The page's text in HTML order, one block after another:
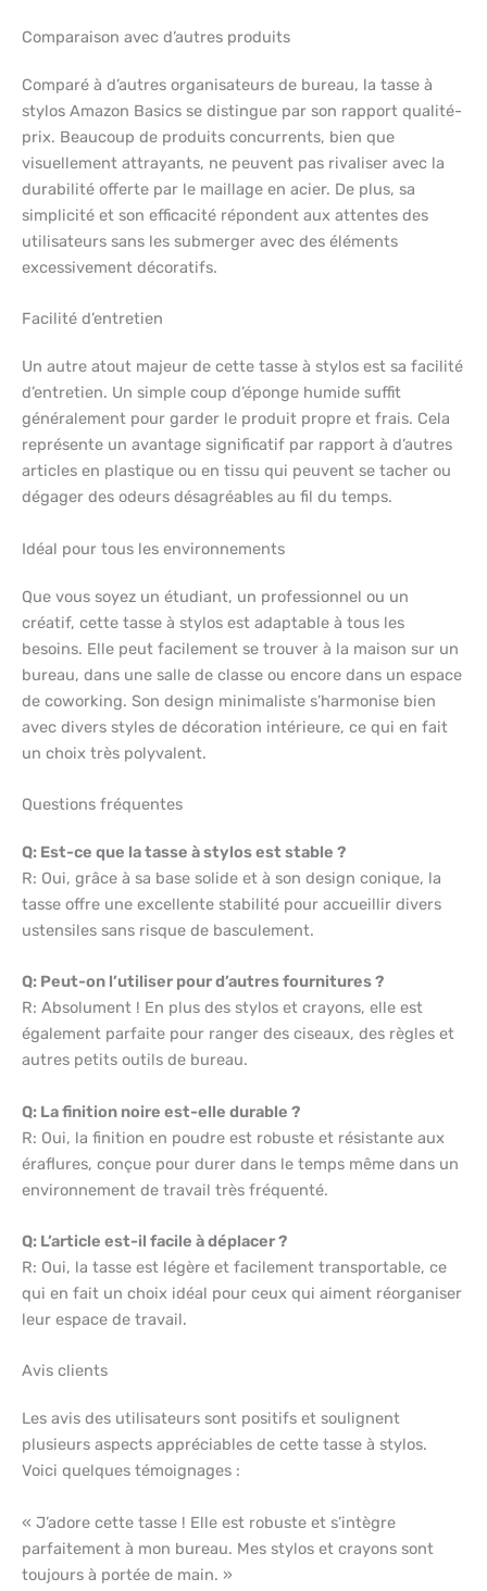
Comparaison avec d’autres produits
Comparé à d’autres organisateurs de bureau, la tasse à
stylos Amazon Basics se distingue par son rapport qualité-
prix. Beaucoup de produits concurrents, bien que
visuellement attrayants, ne peuvent pas rivaliser avec la
durabilité offerte par le maillage en acier. De plus, sa
simplicité et son efficacité répondent aux attentes des
utilisateurs sans les submerger avec des éléments
excessivement décoratifs.
Facilité d’entretien
Un autre atout majeur de cette tasse à stylos est sa facilité
d’entretien. Un simple coup d’éponge humide suffit
généralement pour garder le produit propre et frais. Cela
représente un avantage significatif par rapport à d’autres
articles en plastique ou en tissu qui peuvent se tacher ou
dégager des odeurs désagréables au fil du temps.
Idéal pour tous les environnements
Que vous soyez un étudiant, un professionnel ou un
créatif, cette tasse à stylos est adaptable à tous les
besoins. Elle peut facilement se trouver à la maison sur un
bureau, dans une salle de classe ou encore dans un espace
de coworking. Son design minimaliste s’harmonise bien
avec divers styles de décoration intérieure, ce qui en fait
un choix très polyvalent.
Questions fréquentes
Q: Est-ce que la tasse à stylos est stable ?
R: Oui, grâce à sa base solide et à son design conique, la
tasse offre une excellente stabilité pour accueillir divers
ustensiles sans risque de basculement.
Q: Peut-on l’utiliser pour d’autres fournitures ?
R: Absolument ! En plus des stylos et crayons, elle est
également parfaite pour ranger des ciseaux, des règles et
autres petits outils de bureau.
Q: La finition noire est-elle durable ?
R: Oui, la finition en poudre est robuste et résistante aux
éraflures, conçue pour durer dans le temps même dans un
environnement de travail très fréquenté.
Q: L’article est-il facile à déplacer ?
R: Oui, la tasse est légère et facilement transportable, ce
qui en fait un choix idéal pour ceux qui aiment réorganiser
leur espace de travail.
Avis clients
Les avis des utilisateurs sont positifs et soulignent
plusieurs aspects appréciables de cette tasse à stylos.
Voici quelques témoignages :
« J’adore cette tasse ! Elle est robuste et s’intègre
parfaitement à mon bureau. Mes stylos et crayons sont
toujours à portée de main. »